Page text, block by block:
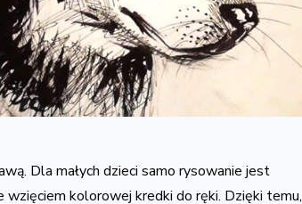
Dla małych dzieci samo rysowanie jest
wzięciem kolorowej kredki do ręki. Dzięki temu,